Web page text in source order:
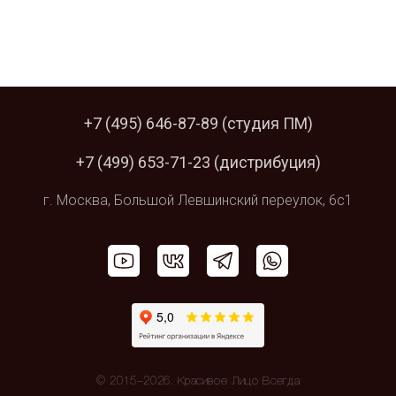
+7 (495) 646-87-89 (студия ПМ)
+7 (499) 653-71-23 (дистрибуция)
г. Москва, Большой Левшинский переулок, 6с1
© 2015–2026. Красивое Лицо Всегда